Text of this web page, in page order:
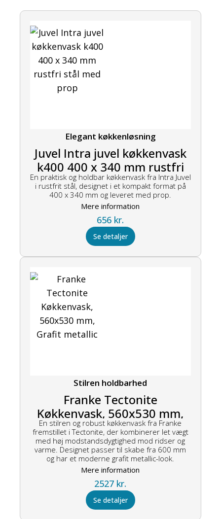
Elegant køkkenløsning
Juvel Intra juvel køkkenvask
k400 400 x 340 mm rustfri
stål med prop
En praktisk og holdbar køkkenvask fra Intra Juvel
i rustfrit stål, designet i et kompakt format på
400 x 340 mm og leveret med prop.
656 kr.
Se detaljer
Mere information
Stilren holdbarhed
Franke Tectonite
Køkkenvask, 560x530 mm,
Grafit metallic
En stilren og robust køkkenvask fra Franke
fremstillet i Tectonite, der kombinerer let vægt
med høj modstandsdygtighed mod ridser og
varme. Designet passer til skabe fra 600 mm
og har et moderne grafit metallic-look.
2527 kr.
Se detaljer
Mere information